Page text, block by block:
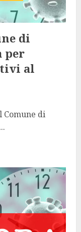
di
per
al
Comune di